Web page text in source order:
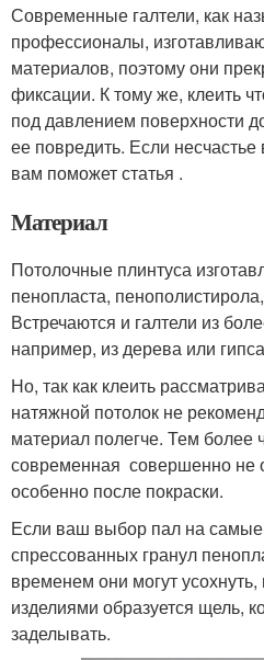
Современные галтели, как
профессионалы,
материалов, поэтому они
фиксации. К тому же, клеить
под давлением поверхности
ее повредить. Если
вам поможет статья .
Материал
Потолочные плинтуса
пенопласта,
Встречаются и галтели из
например, из дерева или
Но, так как клеить
натяжной потолок не
материал полегче. Тем более
современная совершенно не
особенно после покраски.
Если ваш выбор пал на самые
спрессованных гранул
временем они могут
изделиями образуется щель,
заделывать.